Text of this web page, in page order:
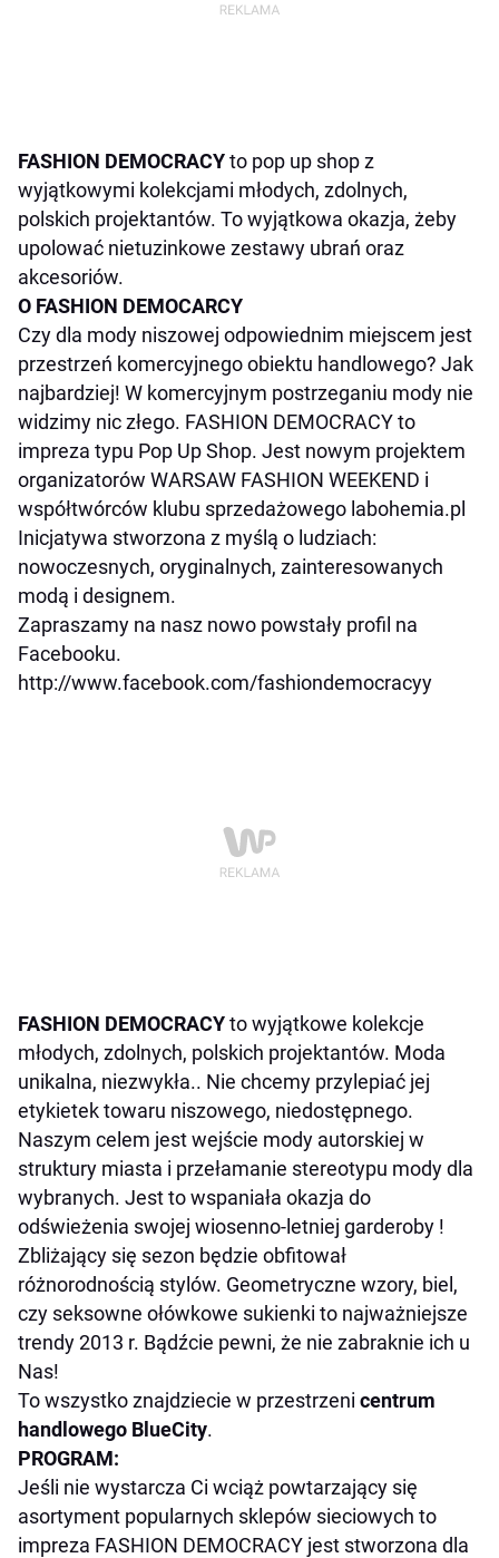
FASHION DEMOCRACYto pop up shop z
wyjątkowymi kolekcjami młodych, zdolnych,
polskich projektantów. To wyjątkowa okazja, żeby
upolować nietuzinkowe zestawy ubrań oraz
akcesoriów.
O FASHION DEMOCARCY
Czy dla mody niszowej odpowiednim miejscem jest
przestrzeń komercyjnego obiektu handlowego? Jak
najbardziej! W komercyjnym postrzeganiu mody nie
widzimy nic złego. FASHION DEMOCRACY to
impreza typu Pop Up Shop. Jest nowym projektem
organizatorów WARSAW FASHION WEEKEND i
współtwórców klubu sprzedażowego labohemia.pl
Inicjatywa stworzona z myślą o ludziach:
nowoczesnych, oryginalnych, zainteresowanych
modą i designem.
Zapraszamy na nasz nowo powstały profil na
Facebooku.
http://www.facebook.com/fashiondemocracyy
FASHION DEMOCRACYto wyjątkowe kolekcje
młodych, zdolnych, polskich projektantów. Moda
unikalna, niezwykła.. Nie chcemy przylepiać jej
etykietek towaru niszowego, niedostępnego.
Naszym celem jest wejście mody autorskiej w
struktury miasta i przełamanie stereotypu mody dla
wybranych. Jest to wspaniała okazja do
odświeżenia swojej wiosenno-letniej garderoby !
Zbliżający się sezon będzie obfitował
różnorodnością stylów. Geometryczne wzory, biel,
czy seksowne ołówkowe sukienki to najważniejsze
trendy 2013 r. Bądźcie pewni, że nie zabraknie ich u
Nas!
To wszystko znajdziecie w przestrzeni centrum
handlowego BlueCity.
PROGRAM:
Jeśli nie wystarcza Ci wciąż powtarzający się
asortyment popularnych sklepów sieciowych to
impreza FASHION DEMOCRACY jest stworzona dla